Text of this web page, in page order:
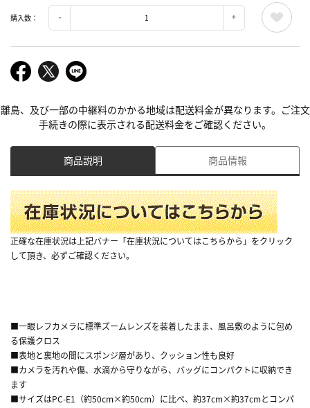
購入数：
離島、及び一部の中継料のかかる地域は配送料金が異なります。ご注文
手続きの際に表示される配送料金をご確認ください。
商品説明 商品情報
正確な在庫状況は上記バナー「在庫状況についてはこちらから」をクリック
して頂き、必ずご確認ください。
■一眼レフカメラに標準ズームレンズを装着したまま、風呂敷のように包め
る保護クロス
■表地と裏地の間にスポンジ層があり、クッション性も良好
■カメラを汚れや傷、水滴から守りながら、バッグにコンパクトに収納でき
ます
■サイズはPC-E1（約50cm×約50cm）に比べ、約37cm×約37cmとコンパ